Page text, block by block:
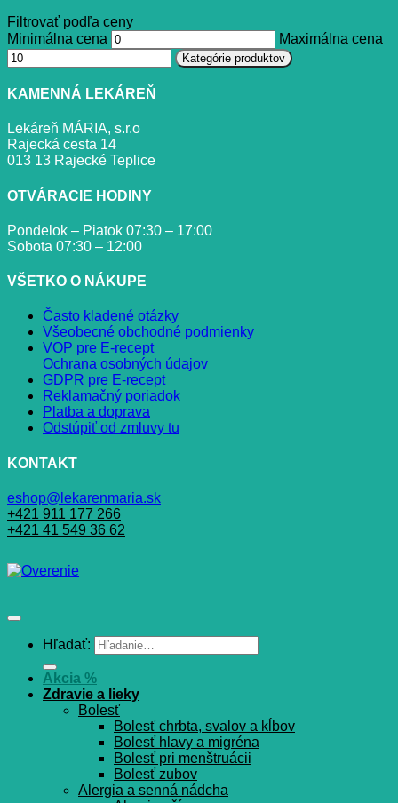
Filtrovať podľa ceny
Minimálna cena
Maximálna cena
Kategórie produktov
KAMENNÁ LEKÁREŇ
Lekáreň MÁRIA, s.r.o
Rajecká cesta 14
013 13 Rajecké Teplice
OTVÁRACIE HODINY
Pondelok – Piatok 07:30 – 17:00
Sobota 07:30 – 12:00
VŠETKO O NÁKUPE
Často kladené otázky
Všeobecné obchodné podmienky
VOP pre E-recept
Ochrana osobných údajov
GDPR pre E-recept
Reklamačný poriadok
Platba a doprava
Odstúpiť od zmluvy tu
KONTAKT
eshop@lekarenmaria.sk
+421 911 177 266
+421 41 549 36 62
Hľadať:
Akcia %
Zdravie a lieky
Bolesť
Bolesť chrbta, svalov a kĺbov
Bolesť hlavy a migréna
Bolesť pri menštruácii
Bolesť zubov
Alergia a senná nádcha